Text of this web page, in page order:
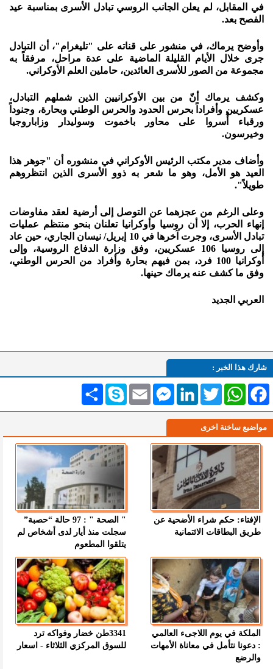
في المقابل، لم يعلن الجانب الروسي تبادل الأسرى بمناسبة عيد
الفصح بعد.
وأوضح يرماك، في منشور على قناته على "تليغرام"، أن التبادل
جرى خلال الأيام القليلة الماضية على عدة مراحل، مرفقاً به
مجموعة من الصور للأسرى العائدين، حاملين العلم الأوكراني.
وكشف يرماك أنّ من بين الأوكرانيين الذين شملهم التبادل،
عسكريين وأفراداً بحرس الحدود والحرس الوطني وبحارة، وجنوداً
ورقباء أُسروا على محاور باخموت وسوليدار وزاباروجيا
وخيرسون.
وأضاف مدير مكتب الرئيس الأوكراني في منشوره أن "جوهر هذا
العيد هو الأمل، وهو ما شعر به ذوو الأسرى الذين انتظروهم
طويلاً".
وعلى الرغم من عجزهما عن التوصل إلى أرضية لعقد مفاوضات
إنهاء الحرب، إلا أن روسيا وأوكرانيا تعلنان بنحو منتظم عمليات
تبادل الأسرى، وجرت آخرها في 10 إبريل/ نيسان الجاري، حين عاد
إلى روسيا 106 عسكريين، وفق وزارة الدفاع الروسية، وإلى
أوكرانيا 100 فرد، بمن فيهم بحارة وأفراد من الحرس الوطني،
وفق ما كشف عنه يرماك حينها.
العربي الجديد
شارك هذا الخبر :
انشر Skype Email
MessengerLinkedInTwitterWhatsAppFacebook
مواضيع ساخنة اخرى
الإفتاء: حكم شراء الأضحية عن
طريق البطاقات الائتمانية
" الصحة " : 97 حالة “حصبة”
سجلت منذ أيار لدى أشخاص لم
يتلقوا المطعوم
الملكة في يوم اللاجىء العالمي
: دعونا نتأمل في معاناة الأمهات
والرضع
3341طن خضار وفواكه ترد
للسوق المركزي الثلاثاء - اسعار